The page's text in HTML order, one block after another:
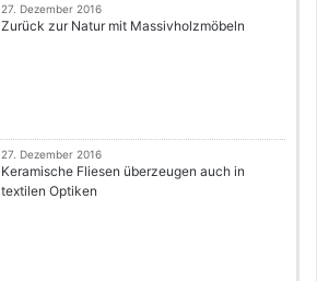
27. Dezember 2016
Zurück zur Natur mit Massivholzmöbeln
27. Dezember 2016
Keramische Fliesen überzeugen auch in
textilen Optiken